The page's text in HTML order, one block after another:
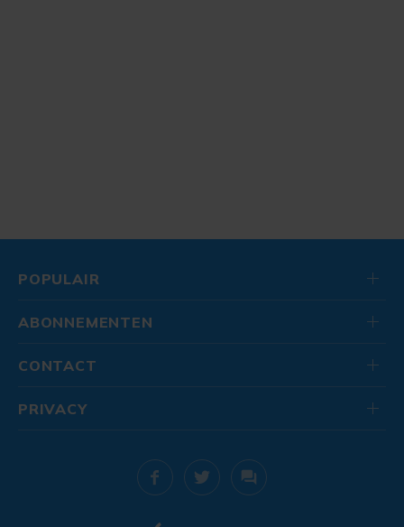
POPULAIR
ABONNEMENTEN
CONTACT
PRIVACY